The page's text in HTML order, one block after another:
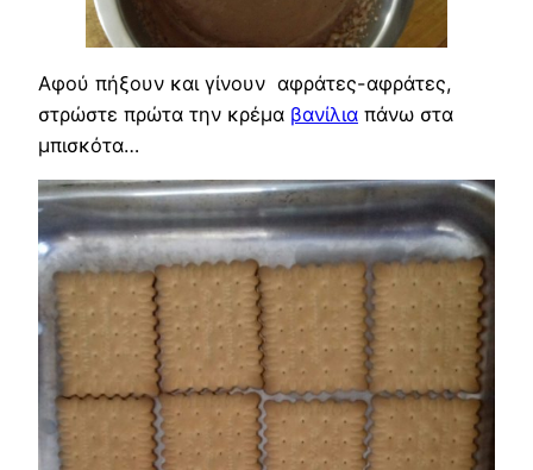
Αφού πήξουν και γίνουν αφράτες-αφράτες,
στρώστε πρώτα την κρέμα βανίλια πάνω στα
μπισκότα…